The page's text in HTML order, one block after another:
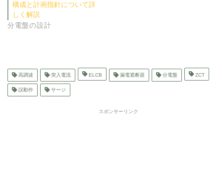
構成と計画指針について詳
しく解説
分電盤の設計
高調波 突入電流 ELCB 漏電遮断器 分電盤 ZCT
誤動作 サージ
スポンサーリンク